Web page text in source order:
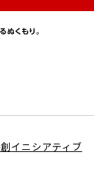
イニシアティブ